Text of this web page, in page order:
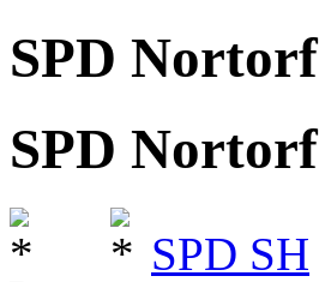
SPD Nortorf
SPD Nortorf
SPD SH